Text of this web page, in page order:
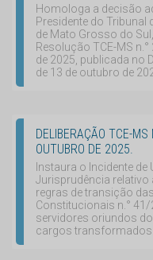
Homologa a decisão
Presidente do Tribunal
de Mato Grosso do
Resolução TCE-MS
de 2025, publicada no
de 13 de outubro de
DELIBERAÇÃO TCE-
OUTUBRO DE 2025.
Instaura o Incidente
Jurisprudência relativo
regras de transição
Constitucionais n.° 41/
servidores oriundos
cargos transformados